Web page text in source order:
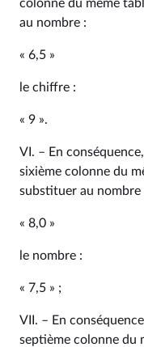
colonne du même
au nombre :
« 6,5 »
le chiffre :
« 9 ».
VI. – En
sixième colonne du
substituer au nombre
« 8,0 »
le nombre :
« 7,5 » ;
VII. – En
septième colonne du